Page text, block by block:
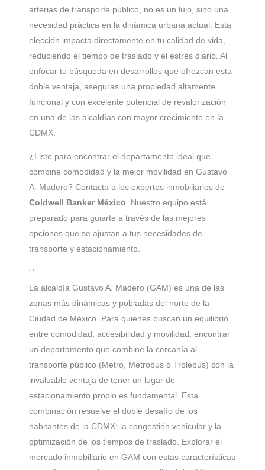
arterias de transporte público, no es un lujo, sino una
necesidad práctica en la dinámica urbana actual. Esta
elección impacta directamente en tu calidad de vida,
reduciendo el tiempo de traslado y el estrés diario. Al
enfocar tu búsqueda en desarrollos que ofrezcan esta
doble ventaja, aseguras una propiedad altamente
funcional y con excelente potencial de revalorización
en una de las alcaldías con mayor crecimiento en la
CDMX.
¿Listo para encontrar el departamento ideal que
combine comodidad y la mejor movilidad en Gustavo
A. Madero? Contacta a los expertos inmobiliarios de
Coldwell Banker México. Nuestro equipo está
preparado para guiarte a través de las mejores
opciones que se ajustan a tus necesidades de
transporte y estacionamiento.
“`
La alcaldía Gustavo A. Madero (GAM) es una de las
zonas más dinámicas y pobladas del norte de la
Ciudad de México. Para quienes buscan un equilibrio
entre comodidad, accesibilidad y movilidad, encontrar
un departamento que combine la cercanía al
transporte público (Metro, Metrobús o Trolebús) con la
invaluable ventaja de tener un lugar de
estacionamiento propio es fundamental. Esta
combinación resuelve el doble desafío de los
habitantes de la CDMX: la congestión vehicular y la
optimización de los tiempos de traslado. Explorar el
mercado inmobiliario en GAM con estas características